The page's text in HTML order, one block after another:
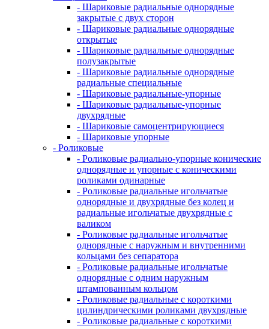
- Шариковые радиальные однорядные
закрытые с двух сторон
- Шариковые радиальные однорядные
открытые
- Шариковые радиальные однорядные
полузакрытые
- Шариковые радиальные однорядные
радиальные специальные
- Шариковые радиальные-упорные
- Шариковые радиальные-упорные
двухрядные
- Шариковые самоцентрирующиеся
- Шариковые упорные
- Роликовые
- Роликовые радиально-упорные конические
однорядные и упорные с коническими
роликами одинарные
- Роликовые радиальные игольчатые
однорядные и двухрядные без колец и
радиальные игольчатые двухрядные с
валиком
- Роликовые радиальные игольчатые
однорядные с наружным и внутренними
кольцами без сепаратора
- Роликовые радиальные игольчатые
однорядные с одним наружным
штампованным кольцом
- Роликовые радиальные с короткими
цилиндрическими роликами двухрядные
- Роликовые радиальные с короткими